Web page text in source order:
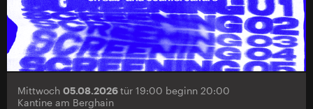
Mittwoch 05.08.2026tür 19:00 beginn 20:00
Kantine am Berghain